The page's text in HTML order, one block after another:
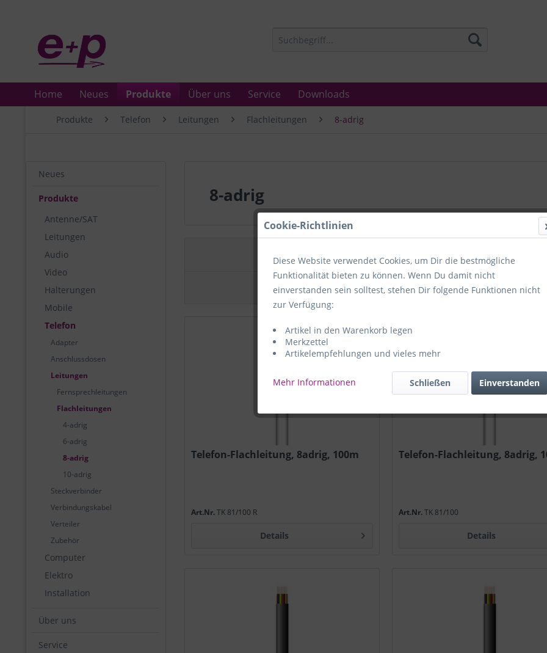
Home Neues Produkte Über uns Service Downloads
Produkte Telefon Leitungen Flachleitungen 8-adrig
Neues
Produkte
Antenne/SAT
Leitungen
Audio
Video
Halterungen
Mobile
Telefon
Adapter
Anschlussdosen
Leitungen
Fernsprechleitungen
Flachleitungen
4-adrig
6-adrig
8-adrig
10-adrig
Steckverbinder
Verbindungskabel
Verteiler
Zubehör
Computer
Elektro
Installation
Über uns
Service
8-adrig
Telefon-Flachleitung, 8adrig, 100m
Art.Nr.TK 81/100 R
Details
Telefon-Flachleitung, 8adrig,
Art.Nr.TK 81/100
Details
Cookie-Richtlinien
Diese Website verwendet Cookies, um Dir die bestmögliche
Funktionalität bieten zu können. Wenn Du damit nicht
einverstanden sein solltest, stehen Dir folgende Funktionen nicht
zur Verfügung:
Artikel in den Warenkorb legen
Merkzettel
Artikelempfehlungen und vieles mehr
Mehr Informationen Einverstanden
Schließen